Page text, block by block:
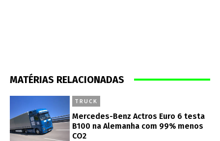
MATÉRIAS RELACIONADAS
TRUCK
Mercedes-Benz Actros Euro 6 testa
B100 na Alemanha com 99% menos
CO2